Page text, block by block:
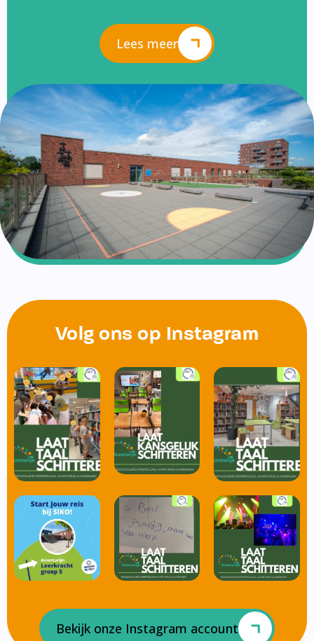
Lees meer
Volg ons op Instagram
Bekijk onze Instagram account